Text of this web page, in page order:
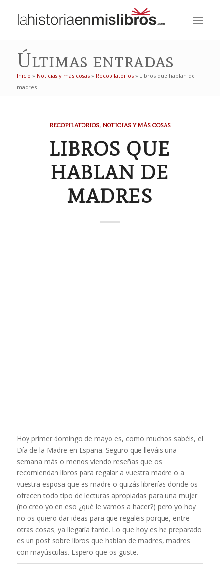
Últimas entradas
Inicio » Noticias y más cosas» Recopilatorios» Libros que hablan de
madres
RECOPILATORIOS, NOTICIAS Y MÁS COSAS
LIBROS QUE
HABLAN DE
MADRES
Hoy primer domingo de mayo es, como muchos sabéis, el
Día de la Madre en España. Seguro que lleváis una
semana más o menos viendo reseñas que os
recomiendan libros para regalar a vuestra madre o a
vuestra esposa que es madre o quizás librerías donde os
ofrecen todo tipo de lecturas apropiadas para una mujer
(no creo yo en eso ¿qué le vamos a hacer?) pero yo hoy
no os quiero dar ideas para que regaléis porque, entre
otras cosas, ya llegaría tarde. Lo que hoy es he preparado
es un post sobre libros que hablan de madres, madres
con mayúsculas. Espero que os guste.